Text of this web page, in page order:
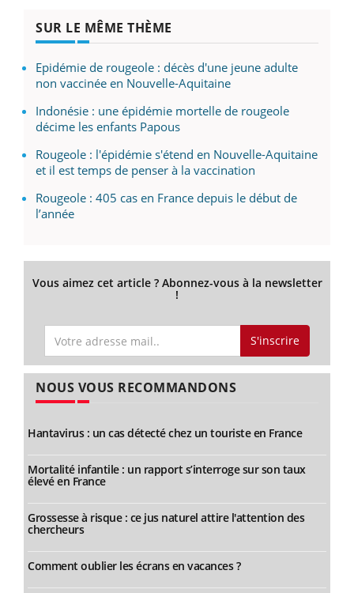
SUR LE MÊME THÈME
Epidémie de rougeole : décès d'une jeune adulte
non vaccinée en Nouvelle-Aquitaine
Indonésie : une épidémie mortelle de rougeole
décime les enfants Papous
Rougeole : l'épidémie s'étend en Nouvelle-Aquitaine
et il est temps de penser à la vaccination
Rougeole : 405 cas en France depuis le début de
l’année
Vous aimez cet article ? Abonnez-vous à la newsletter
!
S'inscrire
NOUS VOUS RECOMMANDONS
Hantavirus : un cas détecté chez un touriste en France
Mortalité infantile : un rapport s’interroge sur son taux
élevé en France
Grossesse à risque : ce jus naturel attire l'attention des
chercheurs
Comment oublier les écrans en vacances ?